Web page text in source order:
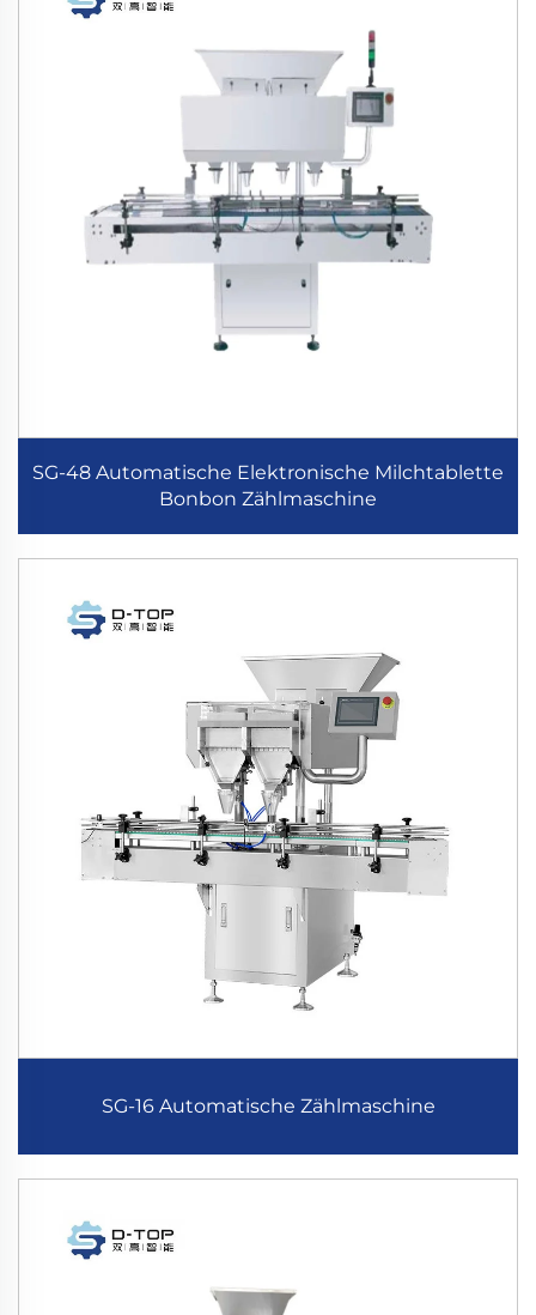
SG-48 Automatische Elektronische Milchtablette
Bonbon Zählmaschine
SG-16 Automatische Zählmaschine